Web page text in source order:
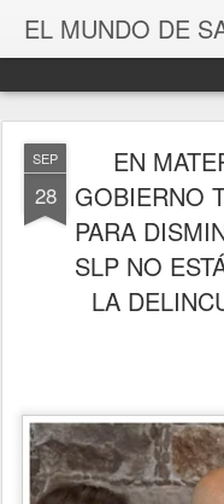
EL MUNDO DE
SEP
28
EN
GOBIERNO
PARA
SLP NO
LA